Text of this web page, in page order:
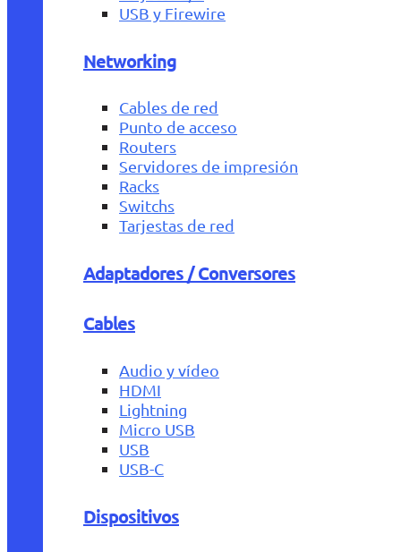
USB y Firewire
Networking
Cables de red
Punto de acceso
Routers
Servidores de impresión
Racks
Switchs
Tarjestas de red
Adaptadores / Conversores
Cables
Audio y vídeo
HDMI
Lightning
Micro USB
USB
USB-C
Dispositivos